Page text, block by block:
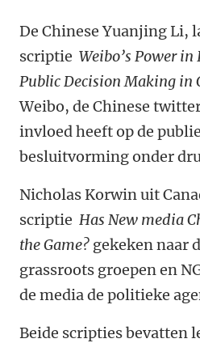
De Chinese Yuanjing Li,
scriptie Weibo’s Power
Public Decision Making in
Weibo, de Chinese
invloed heeft op de
besluitvorming onder
Nicholas Korwin uit
scriptie Has New media
the Game? gekeken naar
grassroots groepen en
de media de politieke
Beide scripties bevatten